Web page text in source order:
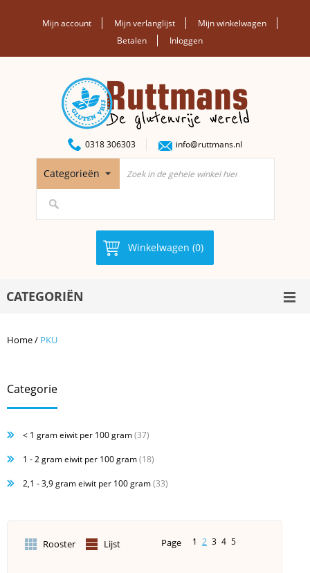
Mijn account Mijn verlanglijst
Mijn winkelwagen
Betalen
Inloggen
0318 306303 info@ruttmans.nl
Categorieën
Winkelwagen (0)
CATEGORIËN
Home/ PKU
Categorie
< 1 gram eiwit per 100 gram(37)
1 - 2 gram eiwit per 100 gram(18)
2,1 - 3,9 gram eiwit per 100 gram(33)
Rooster Lijst Page 1 2 3 4 5